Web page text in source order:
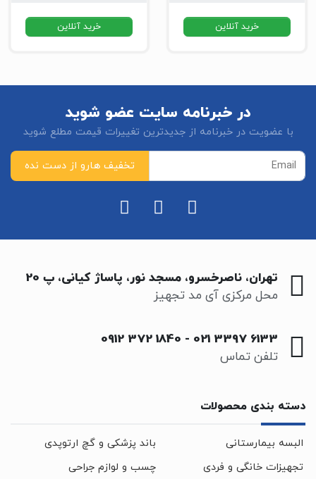
خرید آنلاین خرید آنلاین
در خبرنامه سایت عضو شوید
با عضویت در خبرنامه از جدیدترین تغییرات قیمت مطلع شوید
تهران، ناصرخسرو، مسجد نور، پاساژ کیانی، پ 20
محل مرکزی آی مد تجهیز
021 3397 6133
-
0912 372 1840
تلفن تماس
دسته بندی محصولات
البسه بیمارستانی
باند پزشکی و گچ ارتوپدی
تجهیزات خانگی و فردی
چسب و لوازم جراحی